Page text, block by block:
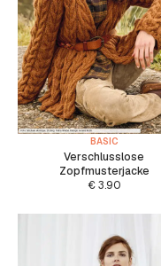
BASIC
Verschlusslose
Zopfmusterjacke
€3.90